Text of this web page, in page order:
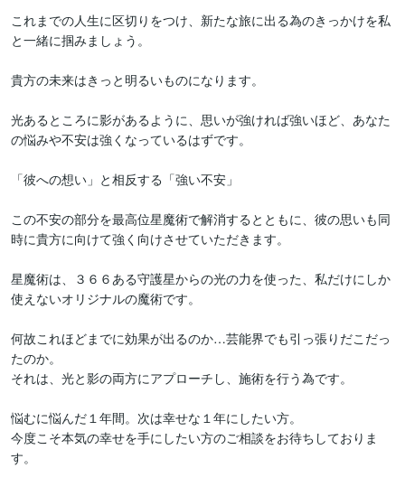
これまでの人生に区切りをつけ、新たな旅に出る為のきっかけを私
と一緒に掴みましょう。
貴方の未来はきっと明るいものになります。
光あるところに影があるように、思いが強ければ強いほど、あなた
の悩みや不安は強くなっているはずです。
「彼への想い」と相反する「強い不安」
この不安の部分を最高位星魔術で解消するとともに、彼の思いも同
時に貴方に向けて強く向けさせていただきます。
星魔術は、３６６ある守護星からの光の力を使った、私だけにしか
使えないオリジナルの魔術です。
何故これほどまでに効果が出るのか…芸能界でも引っ張りだこだっ
たのか。
それは、光と影の両方にアプローチし、施術を行う為です。
悩むに悩んだ１年間。次は幸せな１年にしたい方。
今度こそ本気の幸せを手にしたい方のご相談をお待ちしておりま
す。